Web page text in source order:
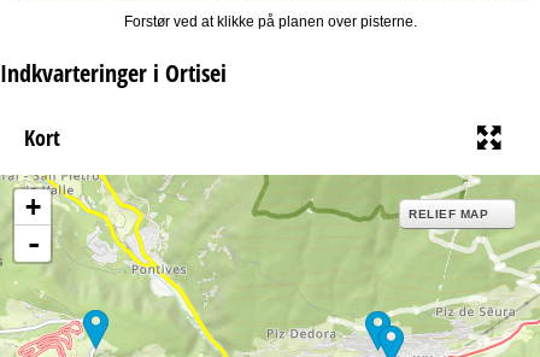
Forstør ved at klikke på planen over pisterne.
Indkvarteringer i Ortisei
Kort
+
-
RELIEF MAP